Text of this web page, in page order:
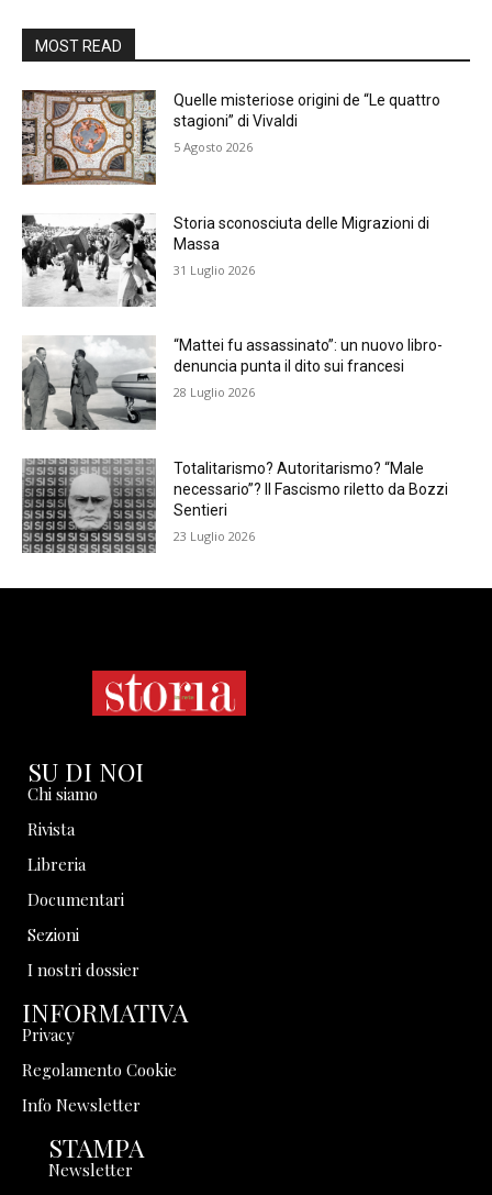
MOST READ
Quelle misteriose origini de “Le quattro
stagioni” di Vivaldi
5 Agosto 2026
Storia sconosciuta delle Migrazioni di
Massa
31 Luglio 2026
“Mattei fu assassinato”: un nuovo libro-
denuncia punta il dito sui francesi
28 Luglio 2026
Totalitarismo? Autoritarismo? “Male
necessario”? Il Fascismo riletto da Bozzi
Sentieri
23 Luglio 2026
SU DI NOI
Chi siamo
Rivista
Libreria
Documentari
Sezioni
I nostri dossier
INFORMATIVA
Privacy
Regolamento Cookie
Info Newsletter
STAMPA
Newsletter